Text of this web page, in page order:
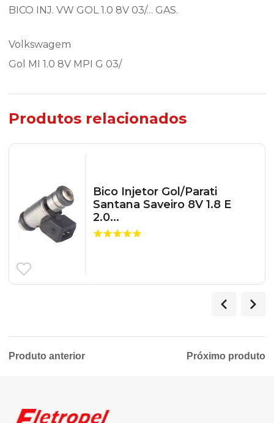
BICO INJ. VW GOL 1.0 8V 03/… GAS.
Volkswagem
Gol MI 1.0 8V MPI G 03/
Produtos relacionados
Bico Injetor Gol/Parati
Santana Saveiro 8V 1.8 E
2.0...
Produto anterior Próximo produto